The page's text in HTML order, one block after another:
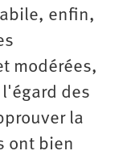
enfin,
modérées,
des
la
ont bien